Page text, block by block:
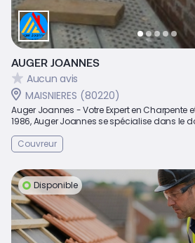
AUGER JOANNES
Aucun avis
MAISNIERES (80220)
Auger Joannes - Votre Expert en Charpente
1986, Auger Joannes se spécialise dans le
Couvreur
Disponible